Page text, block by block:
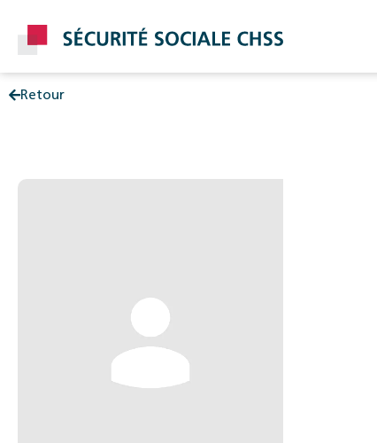
Retour